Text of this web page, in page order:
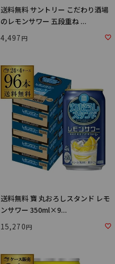
送料無料 サントリー こだわり酒場
のレモンサワー 五段重ね ...
4,497
送料無料 寶 丸おろしスタンド レモ
ンサワー 350ml×9...
15,270